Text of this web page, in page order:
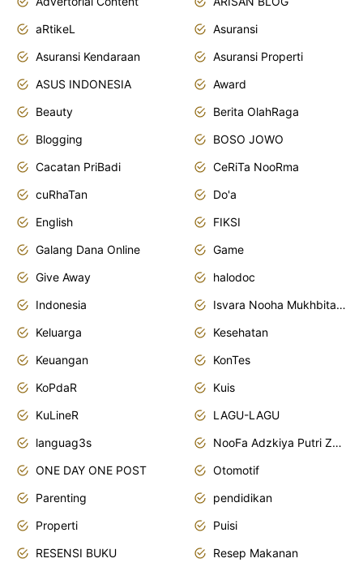
aRtikeL
Asuransi
Asuransi Kendaraan
Asuransi Properti
ASUS INDONESIA
Award
Beauty
Berita OlahRaga
Blogging
BOSO JOWO
Cacatan PriBadi
CeRiTa NooRma
cuRhaTan
Do'a
English
FIKSI
Galang Dana Online
Game
Give Away
halodoc
Indonesia
Isvara Nooha Mukhbita Zain
Keluarga
Kesehatan
Keuangan
KonTes
KoPdaR
Kuis
KuLineR
LAGU-LAGU
languag3s
NooFa Adzkiya Putri Zain
ONE DAY ONE POST
Otomotif
Parenting
pendidikan
Properti
Puisi
RESENSI BUKU
Resep Makanan